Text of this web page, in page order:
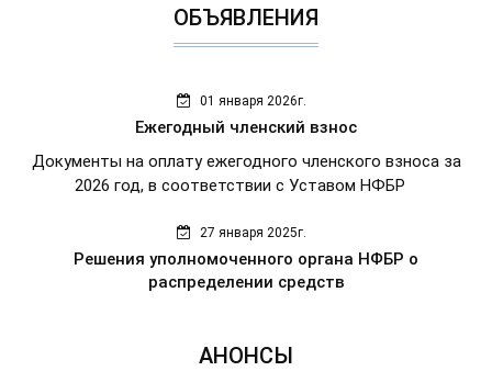
ОБЪЯВЛЕНИЯ
01 января 2026г.
Ежегодный членский взнос
Документы на оплату ежегодного членского взноса за
2026 год, в соответствии с Уставом НФБР
27 января 2025г.
Решения уполномоченного органа НФБР о
распределении средств
АНОНСЫ